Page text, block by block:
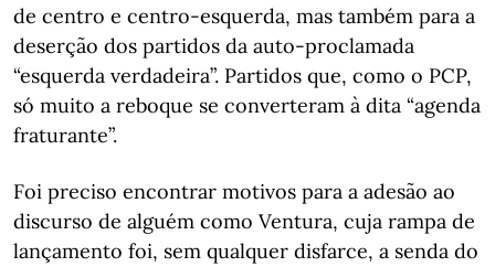
de centro e centro-esquerda, mas também para a
deserção dos partidos da auto-proclamada
“esquerda verdadeira”. Partidos que, como o PCP,
só muito a reboque se converteram à dita “agenda
fraturante”.
Foi preciso encontrar motivos para a adesão ao
discurso de alguém como Ventura, cuja rampa de
lançamento foi, sem qualquer disfarce, a senda do